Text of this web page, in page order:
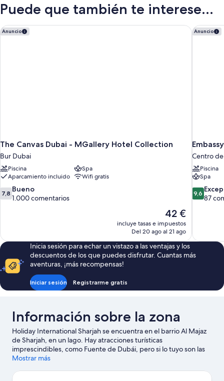
Puede que también te interese...
Anuncio
The Canvas Dubai - MGallery Hotel Collection
Bur Dubai
Piscina
Spa
Aparcamiento incluido
Wifi gratis
7.8
sobre
7,8 Bueno
1.000 comentarios
El
precio
actual
de
42 €
42 €
incluye tasas e impuestos
Del 20 ago al 21 ago
The Canvas Dubai - MGallery Hotel Collection Anuncio
Centro
Piscina
Spa
9.6
sobre
9,6
87
Inicia sesión para echar un vistazo a las ventajas y los
descuentos de los que puedes disfrutar. Cuantas más
aventuras, ¡más recompensas!
Iniciar sesión Registrarme gratis
Información sobre la zona
Holiday International Sharjah se encuentra en el barrio Al Majaz
de Sharjah, en un lago. Hay atracciones turísticas
imprescindibles, como Fuente de Dubái, pero si lo tuyo son las
compras, tampoco te puedes perder Centro comercial de Dubái
puedes llevarlos a Isla Al Noor o a Al Jazeera Park (parque).
Mostrar más